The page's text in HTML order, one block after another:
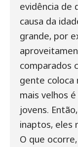
evidência de
causa da
grande, por
comparados
gente coloca
mais velhos
jovens.
inaptos, eles
O que